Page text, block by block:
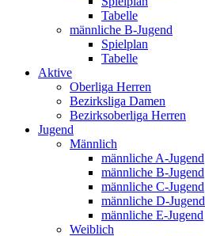
Tabelle
männliche B-Jugend
Spielplan
Tabelle
Aktive
Oberliga Herren
Bezirksliga Damen
Bezirksoberliga Herren
Jugend
Männlich
männliche A-Jugend
männliche B-Jugend
männliche C-Jugend
männliche D-Jugend
männliche E-Jugend
Weiblich